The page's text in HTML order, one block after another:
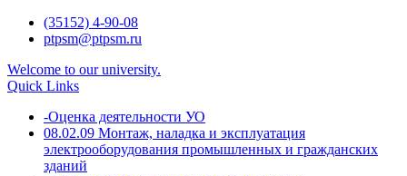
Skip
(35152) 4-90-08
ptpsm@ptpsm.ru
Welcome to our university.
Quick Links
-Оценка деятельности УО
08.02.09 Монтаж, наладка и эксплуатация
электрооборудования промышленных и гражданских
зданий